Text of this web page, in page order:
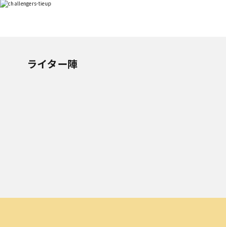
ライター陣